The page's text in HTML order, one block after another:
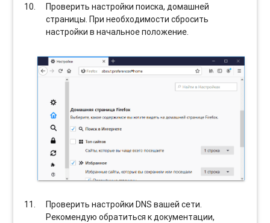
Проверить настройки поиска, домашней
страницы. При необходимости сбросить
настройки в начальное положение.
Проверить настройки DNS вашей сети.
Рекомендую обратиться к документации,